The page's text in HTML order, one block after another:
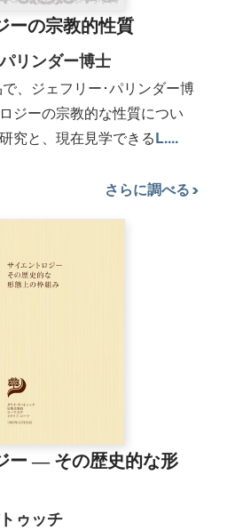
ーの宗教的性質
リンダー博士
、ジェフリー･パリンダー博
ジーの宗教的な性質につい
究と、現在見学できるL....
さらに調べる
ー ― その歴史的な形
ゥッチ